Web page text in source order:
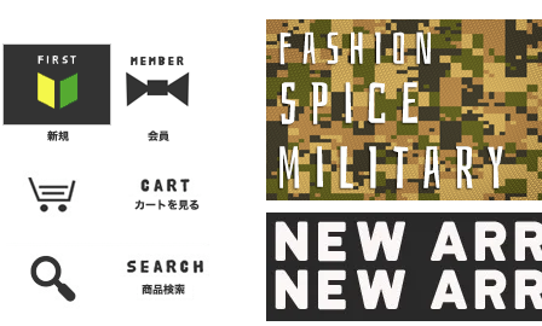
・レザーシューズ/スニーカー
・プリントTシャツ
・バンド/ツアー
・キャラクター
・Nike/adidas/スポーツ
・チャンピオン
・サーフ/スケート
・ボーダー/総柄/無地
・フットボール/リンガー
・タンクトップ/NBA・ポロシャツ
・半袖シャツ
・アロハ/サーフ/ボーリング
・ラルフ/ブランド
・無地/チェック/ストラ
・ワーク/ミリタリー/ウ
ン
・ネル/ウール ・ショ
・アウ
・ジー
・
・ミリ
・コー
・コッ
・オー
・ジャ
ン